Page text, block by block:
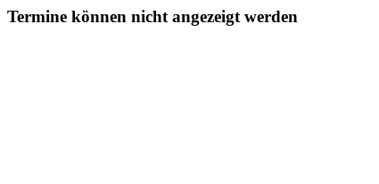
Termine können nicht angezeigt werden